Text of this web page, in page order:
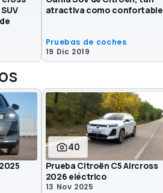
atractiva como confortable
Pruebas de coches
19 Dic 2019
40
Prueba Citroën C5 Aircross
2026 eléctrico
13 Nov 2025